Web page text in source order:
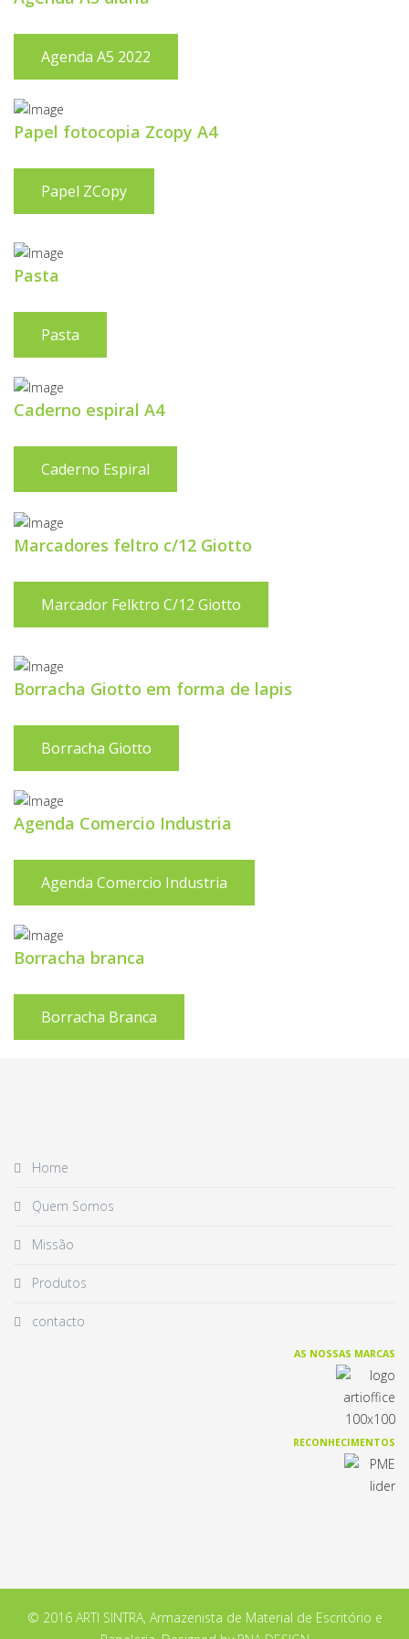
Agenda A5 2022
Papel fotocopia Zcopy A4
Papel ZCopy
Pasta
Pasta
Caderno espiral A4
Caderno Espiral
Marcadores feltro c/12 Giotto
Marcador Felktro C/12 Giotto
Borracha Giotto em forma de lapis
Borracha Giotto
Agenda Comercio Industria
Agenda Comercio Industria
Borracha branca
Borracha Branca
Home
Quem Somos
Missão
Produtos
contacto
AS NOSSAS MARCAS
RECONHECIMENTOS
© 2016 ARTI SINTRA, Armazenista de Material de Escritório e